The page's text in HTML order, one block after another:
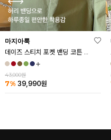
마지아룩
데이즈 스티치 포켓 밴딩 코튼 반바지
43,000원
7% 39,990원